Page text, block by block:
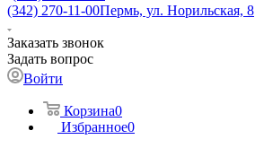
(342) 270-11-00Пермь, ул. Норильская, 8
Заказать звонок
Задать вопрос
Войти
Корзина0
Избранное0